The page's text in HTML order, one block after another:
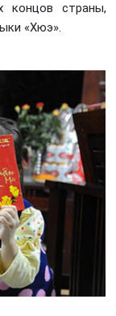
концов страны,
«Хюэ».